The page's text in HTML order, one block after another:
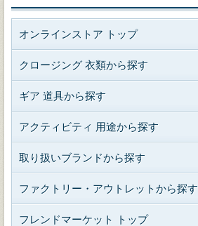
オンラインストア トップ
クロージング 衣類から探す
ギア 道具から探す
アクティビティ 用途から探す
取り扱いブランドから探す
ファクトリー・アウトレットから探す
フレンドマーケット トップ